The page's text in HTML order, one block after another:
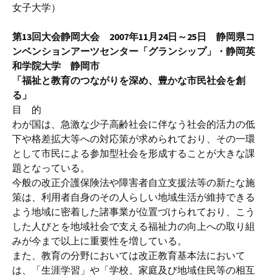
女子大学）
第13回大会静岡大会 2007年11月24日～25日 静岡県コ
ンベンションアーツセンター「グランシップ」・静岡英
和学院大学 静岡市
「福祉と教育のつながりを深め、豊かな市民社会を創
る」
目 的
わが国は、急激な少子高齢社会に伴なう社会的活力の低
下や格差拡大等への対応策が求められており、その一環
として市民による参加型社会を形成することが大きな課
題となっている。
今般の改正介護保険法や障害者自立支援法等の新たな施
策は、利用者自身のその人らしい地域生活が維持できる
よう地域に密着した諸事業が位置づけられており、こう
した人びとを地域社会で支える福祉力の向上への取り組
みが今まで以上に重要性を増している。
また、教育の分野においては改正教育基本法において
は、「生涯学習」や「学校、家庭及び地域住民等の相互